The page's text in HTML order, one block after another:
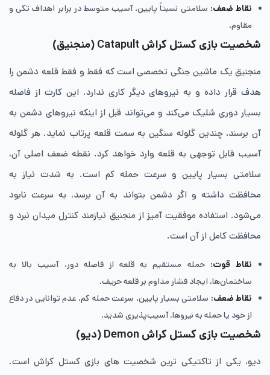
نقاط ضعف: سلامتی نسبتاً پایین، آسیب متوسط در برابر اهداف تکی و
مقاوم.
شخصیت بازی کستل کراش Catapult (منجنیق)
منجنیق یک ماشین جنگی تخصصی است که فقط و فقط قلعه دشمن را
هدف قرار داده و به نیروهای دیگر کاری ندارد. این کارت از فاصله
بسیار دوری شلیک می‌کند و می‌تواند قبل از اینکه نیروهای دشمن به
آن برسند، چندین گلوله سنگین به سمت قلعه پرتاب نماید. هر گلوله
آسیب قابل توجهی به قلعه وارد خواهد کرد. نقطه ضعف اصلی آن،
سلامتی بسیار پایین و سرعت حمله کم است. به شدت نیاز به
محافظت داشته و اگر دشمن بتواند به آن برسد، به سرعت نابود
می‌شود. استفاده موفقیت ‌آمیز از منجنیق نیازمند کنترل میدان نبرد و
محافظت کامل از آن است.
نقاط قوت: حمله مستقیم به قلعه از فاصله دور، آسیب بالا به
ساختمان‌ها، ایجاد فشار مداوم بر قلعه حریف.
نقاط ضعف: سلامتی بسیار پایین، سرعت حمله کم، عدم توانایی در دفاع
از خود یا حمله به نیروها، آسیب‌پذیری شدید.
شخصیت بازی کستل کراش Demon (دیو)
دیو، یکی از تاکتیکی ترین شخصیت های بازی کستل کراش است.